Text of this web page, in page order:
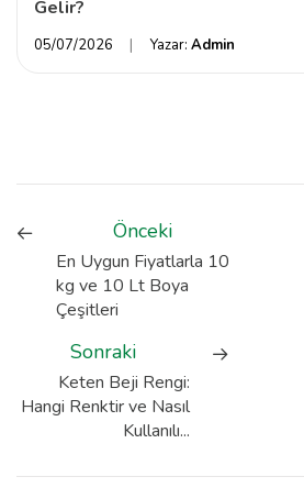
Gelir?
05/07/2026 Yazar: Admin
Önceki
En Uygun Fiyatlarla 10
kg ve 10 Lt Boya
Çeşitleri
Sonraki
Keten Beji Rengi:
Hangi Renktir ve Nasıl
Kullanılı...